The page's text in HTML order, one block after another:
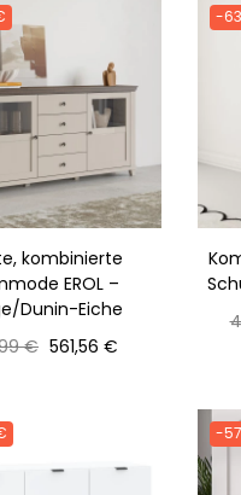
kombinierte
EROL –
Dunin-Eiche
€ Preis
561,56 €
-
-